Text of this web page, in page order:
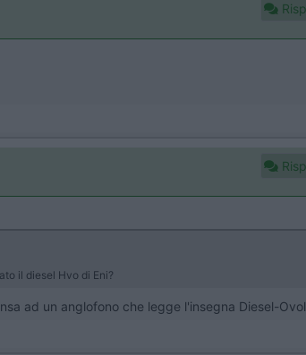
il diesel Hvo di Eni?
ad un anglofono che legge l'insegna Diesel-